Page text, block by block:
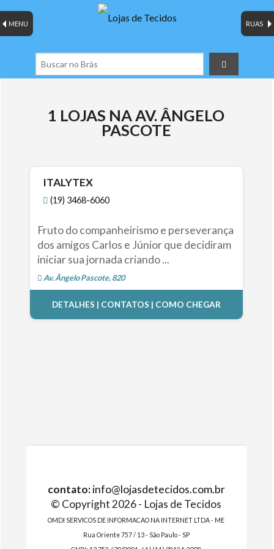
RUAS
MENU
1 LOJAS NA AV. ÂNGELO
PASCOTE
ITALYTEX
(19) 3468-6060
Fruto do companheirismo e perseverança
dos amigos Carlos e Júnior que decidiram
iniciar sua jornada criando ...
Av. Ângelo Pascote, 820
DETALHES | CONTATOS | COMO CHEGAR
contato: info@lojasdetecidos.com.br
© Copyright 2026 - Lojas de Tecidos
OMDI SERVICOS DE INFORMACAO NA INTERNET LTDA - ME
Rua Oriente 757 / 13 - São Paulo - SP